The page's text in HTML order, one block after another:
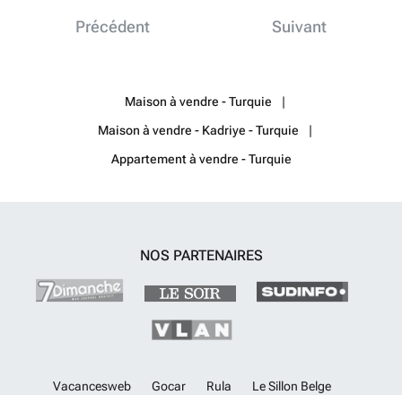
woonkamer, een open keuken, 3 slaapkamers, 3 badkamers, 3
airconditioning, bankstellen, 24/7 beveiligingscamera's, witgoed, een
En savoir plus ?
Précédent Suivant
Maison à vendre - Turquie
Maison à vendre - Kadriye - Turquie
Appartement à vendre - Turquie
NOS PARTENAIRES
Vacancesweb Gocar Rula
Le Sillon Belge